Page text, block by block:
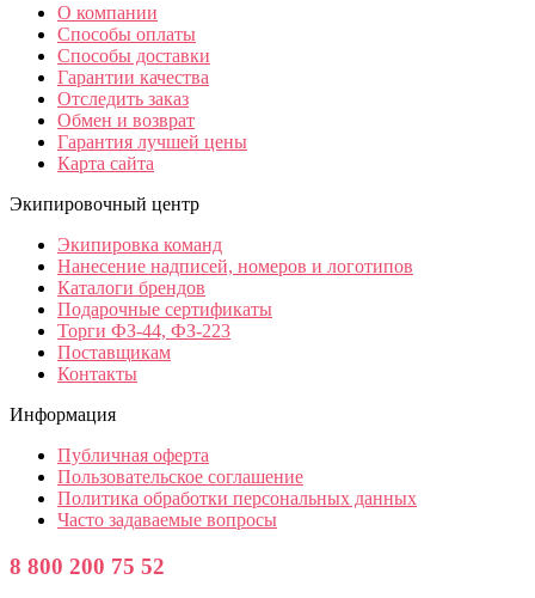
О компании
Способы оплаты
Способы доставки
Гарантии качества
Отследить заказ
Обмен и возврат
Гарантия лучшей цены
Карта сайта
Экипировочный центр
Экипировка команд
Нанесение надписей, номеров и логотипов
Каталоги брендов
Подарочные сертификаты
Торги ФЗ-44, ФЗ-223
Поставщикам
Контакты
Информация
Публичная оферта
Пользовательское соглашение
Политика обработки персональных данных
Часто задаваемые вопросы
8 800 200 75 52